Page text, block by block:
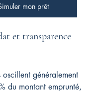
mon prêt
et transparence
oscillent généralement
du montant emprunté,